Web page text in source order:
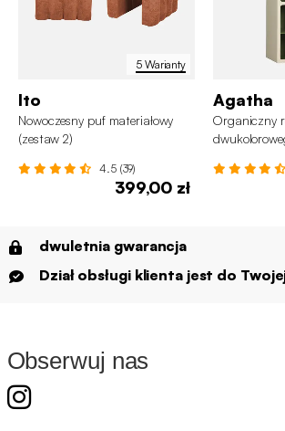
5 Warianty
Ito
Nowoczesny puf materiałowy
(zestaw 2)
4.5 (39)
399,00 zł
Agatha
Organiczny
dwuletnia gwarancja
Dział obsługi klienta jest do
Obserwuj nas